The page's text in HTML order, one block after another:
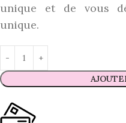
unique et de vous
unique.